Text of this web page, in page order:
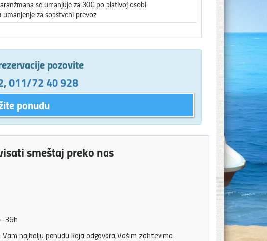
se umanjuje za 30€ po plativoj osobi
za sopstveni prevoz
pozovite
,011/72 40 928
ponudu
smeštaj preko nas
najbolju ponudu koja odgovara Vašim zahtevima